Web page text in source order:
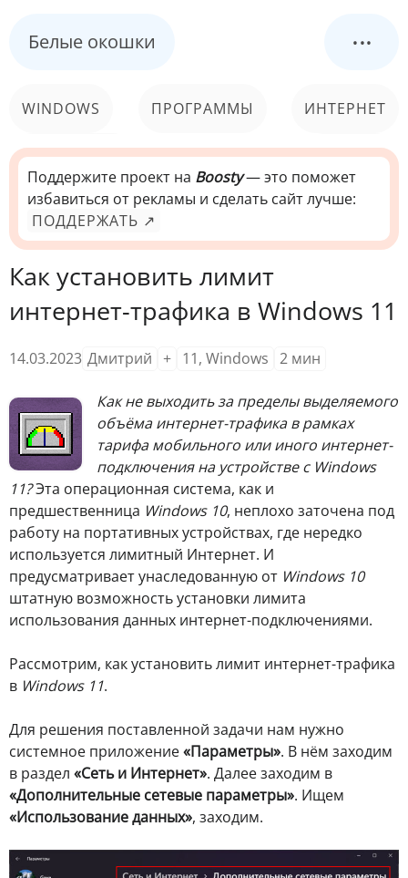
Белые окошки ...
WINDOWS ПРОГРАММЫ ИНТЕРНЕТ
КОМПЬЮТЕР
СИСТЕМА
Поддержите проект на Boosty— это поможет
избавиться от рекламы и сделать сайт лучше:
ПОДДЕРЖАТЬ ↗
Как установить лимит
интернет-трафика в Windows 11
14.03.2023 Дмитрий + 11, Windows 2 мин
Как не выходить за пределы выделяемого
объёма интернет-трафика в рамках
тарифа мобильного или иного интернет-
подключения на устройстве с Windows
11?Эта операционная система, как и
предшественница Windows 10, неплохо заточена под
работу на портативных устройствах, где нередко
используется лимитный Интернет. И
предусматривает унаследованную от Windows 10
штатную возможность установки лимита
использования данных интернет-подключениями.
Рассмотрим, как установить лимит интернет-трафика
в Windows 11.
Для решения поставленной задачи нам нужно
системное приложение«Параметры». В нём заходим
в раздел «Сеть и Интернет». Далее заходим в
«Дополнительные сетевые параметры». Ищем
«Использование данных», заходим.